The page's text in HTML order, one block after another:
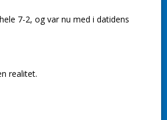
7-2, og var nu med i datidens
realitet.